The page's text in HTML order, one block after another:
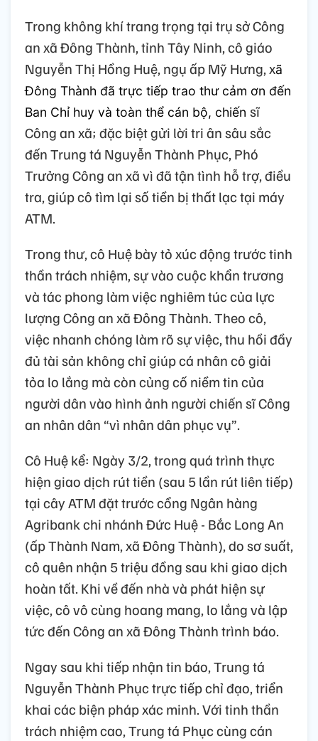
Trong không khí trang trọng tại trụ sở Công
an xã Đông Thành, tỉnh Tây Ninh, cô giáo
Nguyễn Thị Hồng Huệ, ngụ ấp Mỹ Hưng, xã
Đông Thành đã trực tiếp trao thư cảm ơn đến
Ban Chỉ huy và toàn thể cán bộ, chiến sĩ
Công an xã; đặc biệt gửi lời tri ân sâu sắc
đến Trung tá Nguyễn Thành Phục, Phó
Trưởng Công an xã vì đã tận tình hỗ trợ, điều
tra, giúp cô tìm lại số tiền bị thất lạc tại máy
ATM.
Trong thư, cô Huệ bày tỏ xúc động trước tinh
thần trách nhiệm, sự vào cuộc khẩn trương
và tác phong làm việc nghiêm túc của lực
lượng Công an xã Đông Thành. Theo cô,
việc nhanh chóng làm rõ sự việc, thu hồi đầy
đủ tài sản không chỉ giúp cá nhân cô giải
tỏa lo lắng mà còn củng cố niềm tin của
người dân vào hình ảnh người chiến sĩ Công
an nhân dân “vì nhân dân phục vụ”.
Cô Huệ kể: Ngày 3/2, trong quá trình thực
hiện giao dịch rút tiền (sau 5 lần rút liên tiếp)
tại cây ATM đặt trước cổng Ngân hàng
Agribank chi nhánh Đức Huệ - Bắc Long An
(ấp Thành Nam, xã Đông Thành), do sơ suất,
cô quên nhận 5 triệu đồng sau khi giao dịch
hoàn tất. Khi về đến nhà và phát hiện sự
việc, cô vô cùng hoang mang, lo lắng và lập
tức đến Công an xã Đông Thành trình báo.
Ngay sau khi tiếp nhận tin báo, Trung tá
Nguyễn Thành Phục trực tiếp chỉ đạo, triển
khai các biện pháp xác minh. Với tinh thần
trách nhiệm cao, Trung tá Phục cùng cán